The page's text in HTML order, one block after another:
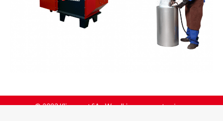
© 2023 Klimawent SA - Wszelkie prawa zastrzeżone.